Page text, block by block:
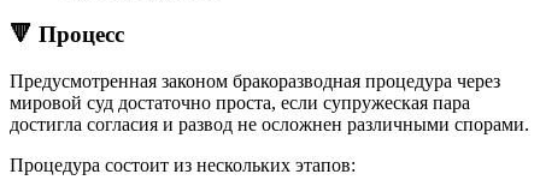
🔻 Процесс
Предусмотренная законом бракоразводная процедура через
мировой суд достаточно проста, если супружеская пара
достигла согласия и развод не осложнен различными спорами.
Процедура состоит из нескольких этапов: